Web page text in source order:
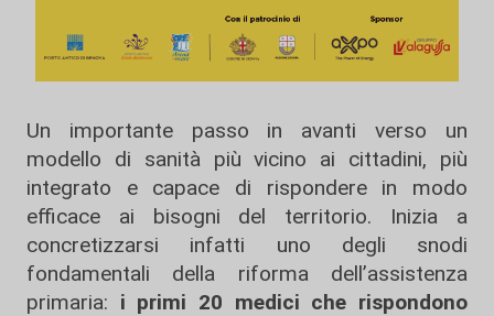
Un importante passo in avanti verso un
modello di sanità più vicino ai cittadini, più
integrato e capace di rispondere in modo
efficace ai bisogni del territorio. Inizia a
concretizzarsi infatti uno degli snodi
fondamentali della riforma dell’assistenza
primaria: i primi 20 medici che rispondono